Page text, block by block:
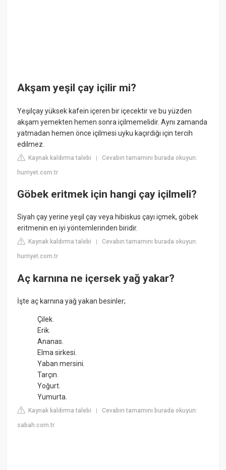
Akşam yeşil çay içilir mi?
Yeşilçay yüksek kafein içeren bir içecektir ve bu yüzden
akşam yemekten hemen sonra içilmemelidir. Aynı zamanda
yatmadan hemen önce içilmesi uyku kaçırdığı için tercih
edilmez.
Kaynak kaldırma talebi |Cevabın tamamını burada okuyun:
hurriyet.com.tr
Göbek eritmek için hangi çay içilmeli?
Siyah çay yerine yeşil çay veya hibiskus çayı içmek, göbek
eritmenin en iyi yöntemlerinden biridir.
Kaynak kaldırma talebi |Cevabın tamamını burada okuyun:
hurriyet.com.tr
Aç karnına ne içersek yağ yakar?
İşte aç karnına yağ yakan besinler;
Çilek.
Erik.
Ananas.
Elma sirkesi.
Yaban mersini.
Tarçın.
Yoğurt.
Yumurta.
Kaynak kaldırma talebi |Cevabın tamamını burada okuyun:
sabah.com.tr